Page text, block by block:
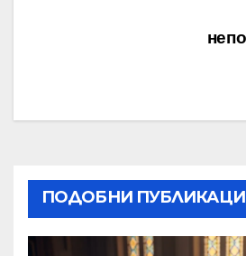
ПОДОБНИ